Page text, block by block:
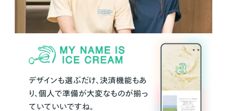
デザインも選ぶだけ、決済機能もあ
り、個人で準備が大変なものが揃っ
ていていいですね。